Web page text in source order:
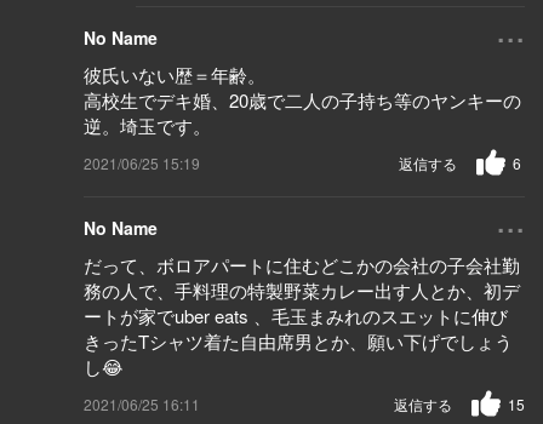
No Name ...
彼氏いない歴＝年齢。
高校生でデキ婚、20歳で二人の子持ち等のヤンキーの
逆。埼玉です。
2021/06/25 15:19 6
返信する
No Name ...
だって、ボロアパートに住むどこかの会社の子会社勤
務の人で、手料理の特製野菜カレー出す人とか、初デ
ートが家でuber eats 、毛玉まみれのスエットに伸び
きったTシャツ着た自由席男とか、願い下げでしょう
し😂
2021/06/25 16:11 15
返信する